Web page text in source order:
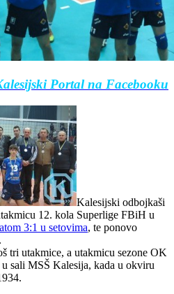
Portal na Facebooku
Kalesijski odbojkaši
12. kola Superlige FBiH u
3:1 u setovima, te ponovo
tri utakmice, a utakmicu sezone OK
sali MSŠ Kalesija, kada u okviru